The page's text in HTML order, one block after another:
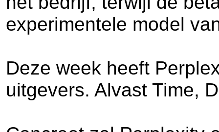
experimentele model
Deze week heeft
uitgevers. Alvast Time,